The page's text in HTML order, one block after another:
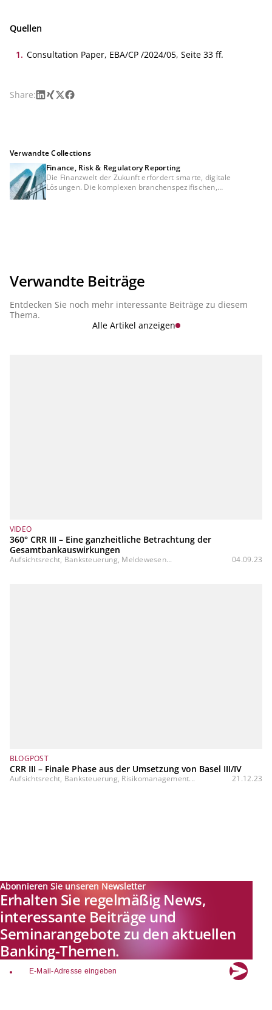
Quellen
1. Consultation Paper, EBA/CP /2024/05, Seite 33 ff.
Share:LinkedIn
Xing
X Facebook
Verwandte Collections
Finance, Risk & Regulatory Reporting
Die Finanzwelt der Zukunft erfordert smarte, digitale
Lösungen. Die komplexen branchenspezifischen,
Services in der Cloud, die sowohl die Komplexität jedes
Einzelthemas als auch die Konsistenz zwischen den Themen
Regulatory Reporting" stellen wir die aktuellen Entwicklungen
Verwandte Beiträge
Entdecken Sie noch mehr interessante Beiträge zu diesem
Thema.
Alle Artikel anzeigen
VIDEO
360° CRR III – Eine ganzheitliche Betrachtung der
Gesamtbankauswirkungen
Aufsichtsrecht, Banksteuerung, Meldewesen... 04.09.23
BLOGPOST
CRR III – Finale Phase aus der Umsetzung von Basel III/IV
Aufsichtsrecht, Banksteuerung, Risikomanagement... 21.12.23
Abonnieren Sie unseren Newsletter
Erhalten Sie regelmäßig News,
interessante Beiträge und
Seminarangebote zu den aktuellen
Banking-Themen.
email